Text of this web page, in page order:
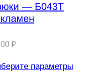
— Б043Т
₽
параметры